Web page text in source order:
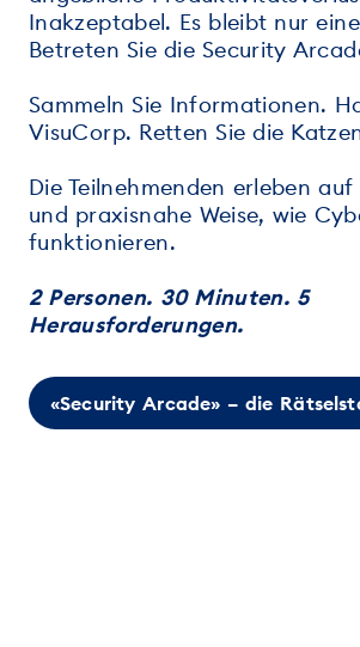
Inakzeptabel. Es bleibt nur
Betreten Sie die Security
Sammeln Sie Informationen.
VisuCorp. Retten Sie die
Die Teilnehmenden erleben auf
und praxisnahe Weise, wie
funktionieren.
2 Personen. 30 Minuten. 5
Herausforderungen.
«Security Arcade» – die